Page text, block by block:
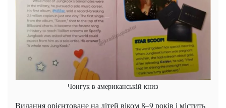
Чонгук в американській книз
Видання орієнтоване на дітей віком 8–9 років і містить